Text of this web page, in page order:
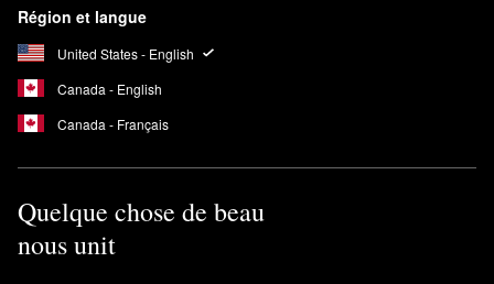
Région et langue
United States - English
Canada - English
Canada - Français
Quelque chose de beau
nous unit